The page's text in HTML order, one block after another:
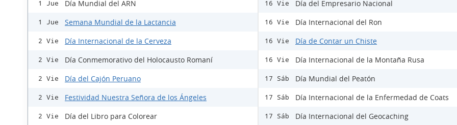
1 Jue Día Mundial del ARN
1 Jue Semana Mundial de la Lactancia
2 Vie Día Internacional de la Cerveza
2 Vie Día Conmemorativo del Holocausto Romaní
2 Vie Día del Cajón Peruano
2 Vie Festividad Nuestra Señora de los Ángeles
2 Vie Día del Libro para Colorear
16 Vie Día del Empresario Nacional
16 Vie Día Internacional del Ron
16 Vie Día de Contar un Chiste
16 Vie Día Internacional de la Montaña Rusa
17 Sáb Día Mundial del Peatón
17 Sáb Día Internacional de la Enfermedad de Coats
17 Sáb Día Internacional del Geocaching